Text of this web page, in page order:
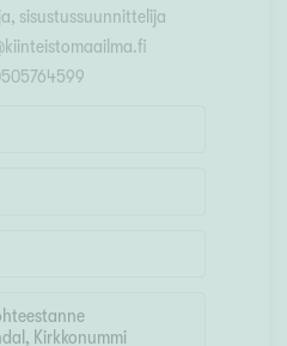
sisustussuunnittelija